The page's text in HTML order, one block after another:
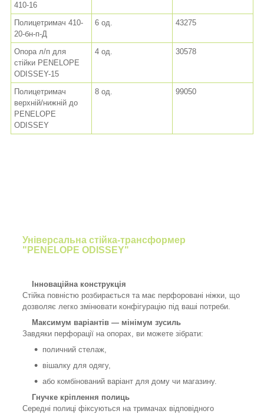
410-16
Полицетримач 410-
20-бн-п-Д
6 од. 43275
Опора л/п для
стійки PENELOPE
ODISSEY-15
4 од. 30578
Полицетримач
верхній/нижній до
PENELOPE
ODISSEY
8 од. 99050
Універсальна стійка-трансформер
"PENELOPE ODISSEY"
Інноваційна конструкція
Стійка повністю розбирається та має перфоровані ніжки, що
дозволяє легко змінювати конфігурацію під ваші потреби.
Максимум варіантів — мінімум зусиль
Завдяки перфорації на опорах, ви можете зібрати:
поличний стелаж,
вішалку для одягу,
або комбінований варіант для дому чи магазину.
Гнучке кріплення полиць
Середні полиці фіксуються на тримачах відповідного